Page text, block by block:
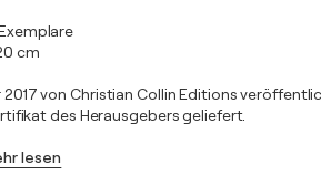
cm
2017 von Christian Collin Editions
des Herausgebers geliefert.
lesen